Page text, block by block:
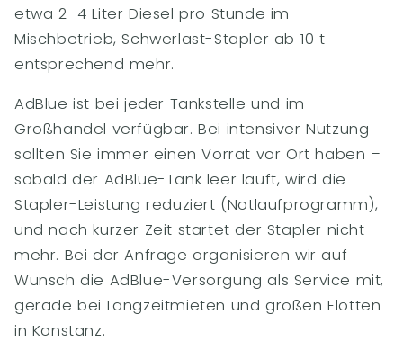
etwa 2–4 Liter Diesel pro Stunde im
Mischbetrieb, Schwerlast-Stapler ab 10 t
entsprechend mehr.
AdBlue ist bei jeder Tankstelle und im
Großhandel verfügbar. Bei intensiver Nutzung
sollten Sie immer einen Vorrat vor Ort haben –
sobald der AdBlue-Tank leer läuft, wird die
Stapler-Leistung reduziert (Notlaufprogramm),
und nach kurzer Zeit startet der Stapler nicht
mehr. Bei der Anfrage organisieren wir auf
Wunsch die AdBlue-Versorgung als Service mit,
gerade bei Langzeitmieten und großen Flotten
in Konstanz.